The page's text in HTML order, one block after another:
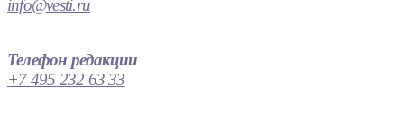
info@vesti.ru
Телефон редакции
+7 495 232 63 33